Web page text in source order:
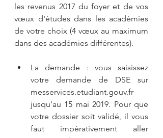
les revenus 2017 du foyer et de vos
vœux d'études dans les académies
de votre choix (4 vœux au maximum
dans des académies différentes).
La demande : vous saisissez
votre demande de DSE sur
messervices.etudiant.gouv.fr
jusqu'au 15 mai 2019. Pour que
votre dossier soit validé, il vous
faut impérativement aller